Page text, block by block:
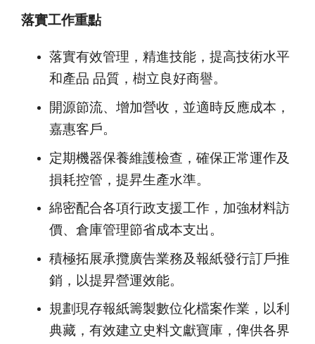
落實工作重點
落實有效管理，精進技能，提高技術水平
和產品 品質，樹立良好商譽。
開源節流、增加營收，並適時反應成本，
嘉惠客戶。
定期機器保養維護檢查，確保正常運作及
損耗控管，提昇生產水準。
綿密配合各項行政支援工作，加強材料訪
價、倉庫管理節省成本支出。
積極拓展承攬廣告業務及報紙發行訂戶推
銷，以提昇營運效能。
規劃現存報紙籌製數位化檔案作業，以利
典藏，有效建立史料文獻寶庫，俾供各界